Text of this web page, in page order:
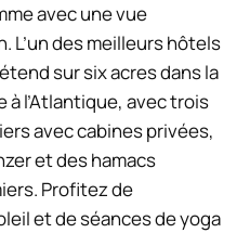
avec une vue
L’un des meilleurs hôtels
sur six acres dans la
l’Atlantique, avec trois
avec cabines privées,
et des hamacs
Profitez de
et de séances de yoga